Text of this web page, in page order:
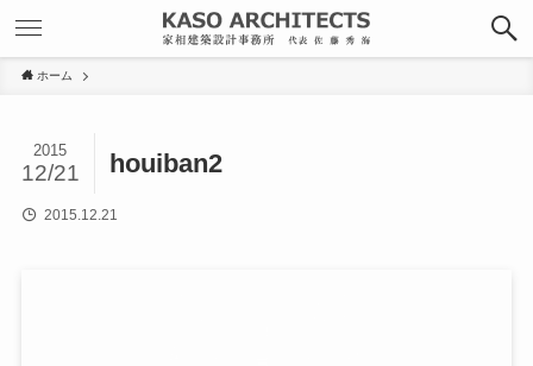
ホーム
houiban2
2015
12/21
2015.12.21